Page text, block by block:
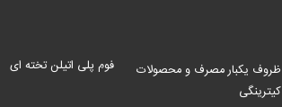
ظروف یکبار مصرف و محصولات
کیترینگی
فوم پلی اتیلن تخته ای